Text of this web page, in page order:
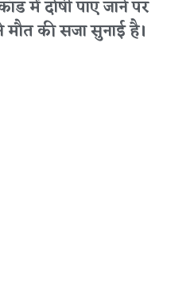
में दोषी पाए जाने पर
मौत की सजा सुनाई है।